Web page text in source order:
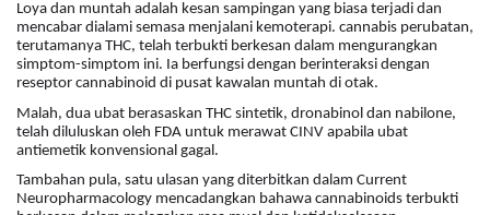
Loya dan muntah adalah kesan sampingan yang biasa terjadi dan
mencabar dialami semasa menjalani kemoterapi. cannabis perubatan,
terutamanya THC, telah terbukti berkesan dalam mengurangkan
simptom-simptom ini. Ia berfungsi dengan berinteraksi dengan
reseptor cannabinoid di pusat kawalan muntah di otak.
Malah, dua ubat berasaskan THC sintetik, dronabinol dan nabilone,
telah diluluskan oleh FDA untuk merawat CINV apabila ubat
antiemetik konvensional gagal.
Tambahan pula, satu ulasan yang diterbitkan dalam Current
Neuropharmacology mencadangkan bahawa cannabinoids terbukti